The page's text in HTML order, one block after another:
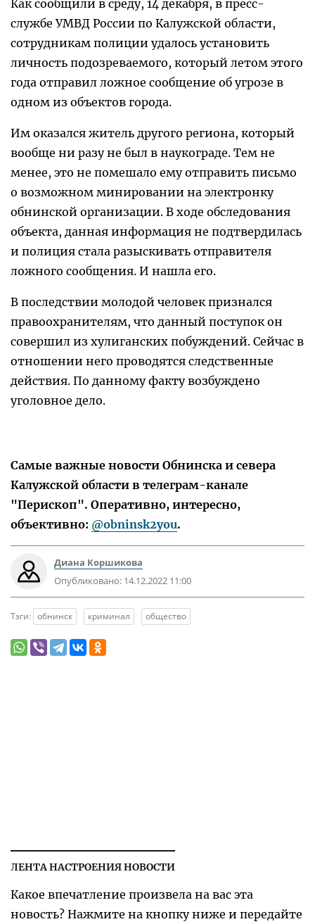
Как сообщили в среду, 14 декабря, в пресс-
службе УМВД России по Калужской области,
сотрудникам полиции удалось установить
личность подозреваемого, который летом этого
года отправил ложное сообщение об угрозе в
одном из объектов города.
Им оказался житель другого региона, который
вообще ни разу не был в наукограде. Тем не
менее, это не помешало ему отправить письмо
о возможном минировании на электронку
обнинской организации. В ходе обследования
объекта, данная информация не подтвердилась
и полиция стала разыскивать отправителя
ложного сообщения. И нашла его.
В последствии молодой человек признался
правоохранителям, что данный поступок он
совершил из хулиганских побуждений. Сейчас в
отношении него проводятся следственные
действия. По данному факту возбуждено
уголовное дело.
Самые важные новости Обнинска и севера
Калужской области в телеграм-канале
"Перископ". Оперативно, интересно,
объективно: @obninsk2you.
Диана Коршикова
Опубликовано: 14.12.2022 11:00
Тэги: обнинск криминал общество
ЛЕНТА НАСТРОЕНИЯ НОВОСТИ
Какое впечатление произвела на вас эта
новость? Нажмите на кнопку ниже и передайте